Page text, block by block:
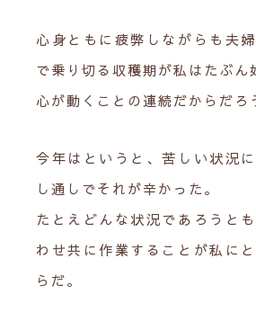
心身ともに疲弊しながらも夫
で乗り切る収穫期が私はたぶん
心が動くことの連続だからだろ
今年はというと、苦しい状況
し通しでそれが辛かった。
たとえどんな状況であろうと
わせ共に作業することが私に
らだ。